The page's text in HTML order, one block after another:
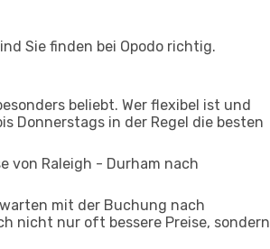
Sie finden bei Opodo richtig.
beliebt. Wer flexibel ist und
Donnerstags in der Regel die besten
von Raleigh - Durham nach
mit der Buchung nach
nicht nur oft bessere Preise, sondern